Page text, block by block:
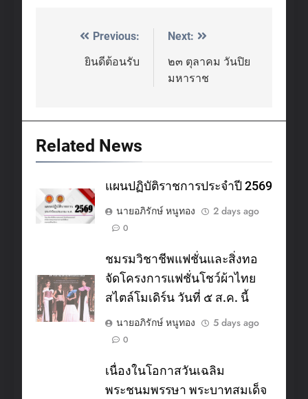
Post
navigation
Previous:
ยินดีต้อนรับ
Next:
๒๓ ตุลาคม วันปิย
มหาราช
Related News
แผนปฏิบัติราชการประจำปี 2569
นายอภิรักษ์ หนูทอง
2 days ago
0
ชมรมวิชาชีพแฟชั่นและสิ่งทอ
จัดโครงการแฟชั่นโชว์ผ้าไทย
สไตล์โมเดิร์น วันที่ ๕ ส.ค. นี้
นายอภิรักษ์ หนูทอง
5 days ago
0
เนื่องในโอกาสวันเฉลิม
พระชนมพรรษา พระบาทสมเด็จ